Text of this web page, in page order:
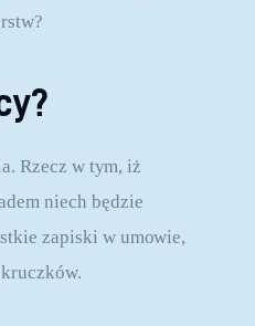
Rzecz w tym, iż
niech będzie
zapiski w umowie,